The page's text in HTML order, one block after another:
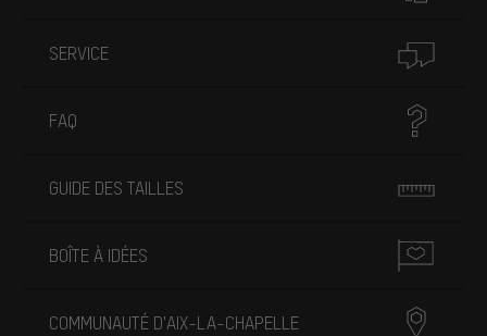
SERVICE
FAQ
GUIDE DES TAILLES
BOÎTE À IDÉES
COMMUNAUTÉ D'AIX-LA-CHAPELLE